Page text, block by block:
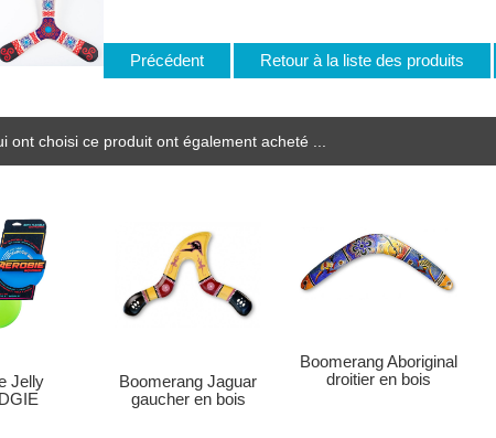
Précédent Retour à la liste des produits
ont choisi ce produit ont également acheté ...
Jelly
Boomerang Jaguar
gaucher en bois
Boomerang Aboriginal
droitier en bois